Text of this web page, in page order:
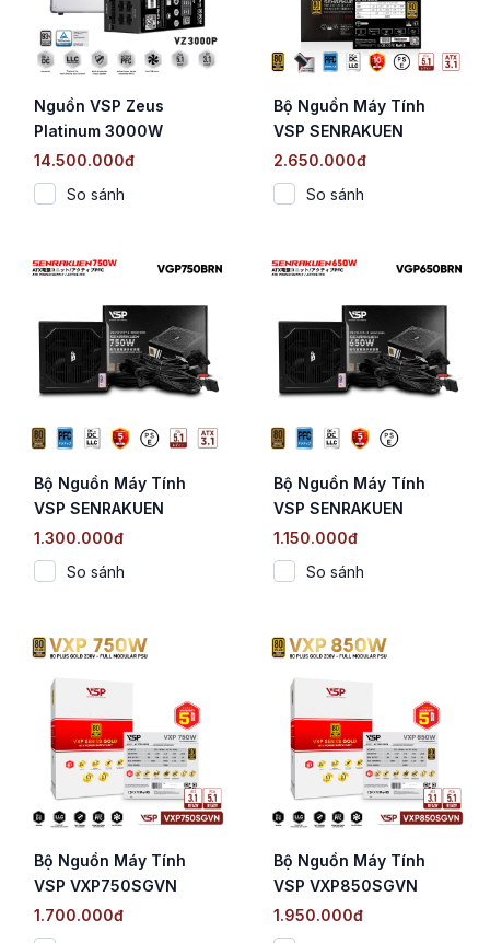
Nguồn VSP Zeus
Platinum 3000W
(VZ3000P / 80 PLUS
Platinum / Full Bridge +
LLC Resonant + DC-DC
14.500.000đ
So sánh
Bộ Nguồn Máy Tính
VSP SENRAKUEN
VXP850TGD (850W /
80 Plus Gold / Full
Modular / ATX 3.1 / PCIe
2.650.000đ
So sánh
Bộ Nguồn Máy Tính
VSP SENRAKUEN
VGP750BRN (750W /
80 Plus Bronze / ATX
3.1 / PCIe 5.1)
1.300.000đ
So sánh
Bộ Nguồn Máy Tính
VSP SENRAKUEN
VGP650BRN (650W /
80 Plus Bronze / Full
Range / Tụ Nhật)
1.150.000đ
So sánh
Bộ Nguồn Máy Tính
VSP VXP750SGVN
White (750W / 80 Plus
Gold / Full Modular /
1.700.000đ
Bộ Nguồn Máy Tính
VSP VXP850SGVN
White (850W / 80 Plus
Gold / Full Modular /
1.950.000đ